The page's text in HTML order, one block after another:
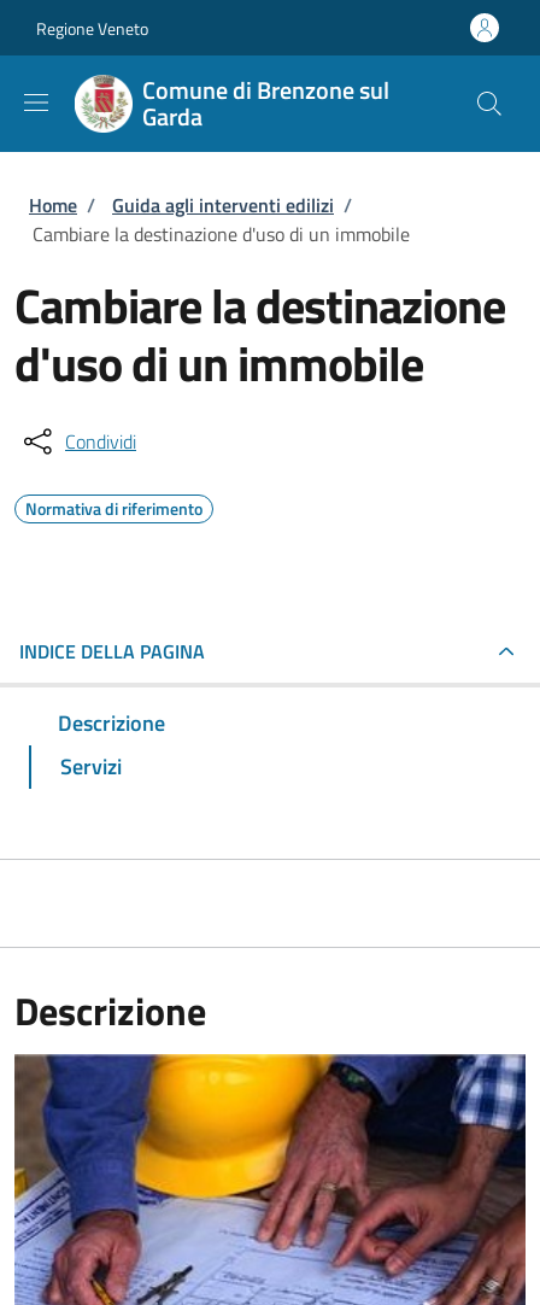
Regione Veneto
Comune di Brenzone sul
Garda
Briciole di pane
Home / Guida agli interventi edilizi /
Cambiare la destinazione d'uso di un immobile
Cambiare la destinazione
d'uso di un immobile
Condividi
Normativa di riferimento
INDICE DELLA PAGINA
Descrizione
Servizi
Descrizione